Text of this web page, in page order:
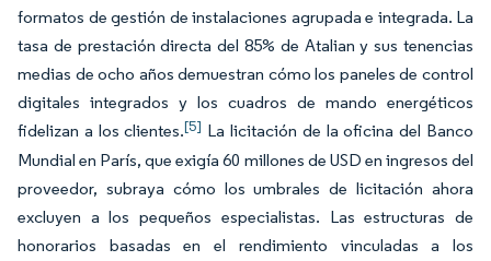
formatos de gestión de instalaciones agrupada e integrada. La
tasa de prestación directa del 85% de Atalian y sus tenencias
medias de ocho años demuestran cómo los paneles de control
digitales integrados y los cuadros de mando energéticos
fidelizan a los clientes.[5] La licitación de la oficina del Banco
Mundial en París, que exigía 60 millones de USD en ingresos del
proveedor, subraya cómo los umbrales de licitación ahora
excluyen a los pequeños especialistas. Las estructuras de
honorarios basadas en el rendimiento vinculadas a los